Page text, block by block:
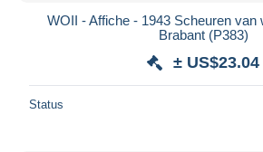
WOII - Affiche - 1943 Scheuren van
Brabant (P383)
± US$23.04
Status